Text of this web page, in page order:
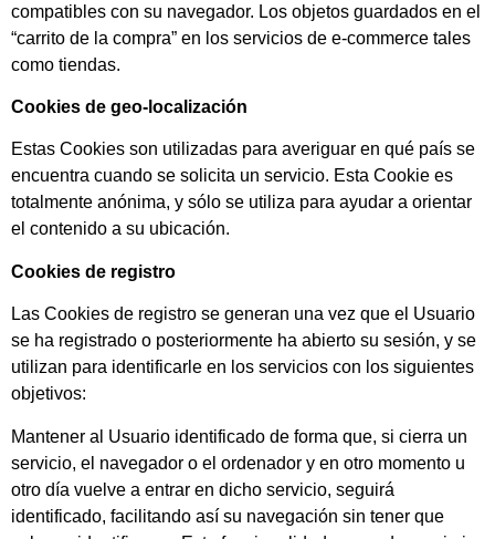
compatibles con su navegador. Los objetos guardados en el
“carrito de la compra” en los servicios de e-commerce tales
como tiendas.
Cookies de geo-localización
Estas Cookies son utilizadas para averiguar en qué país se
encuentra cuando se solicita un servicio. Esta Cookie es
totalmente anónima, y sólo se utiliza para ayudar a orientar
el contenido a su ubicación.
Cookies de registro
Las Cookies de registro se generan una vez que el Usuario
se ha registrado o posteriormente ha abierto su sesión, y se
utilizan para identificarle en los servicios con los siguientes
objetivos:
Mantener al Usuario identificado de forma que, si cierra un
servicio, el navegador o el ordenador y en otro momento u
otro día vuelve a entrar en dicho servicio, seguirá
identificado, facilitando así su navegación sin tener que